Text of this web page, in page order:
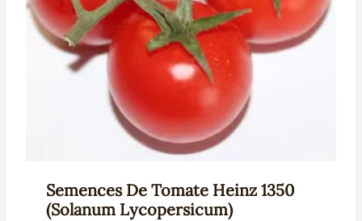
Semences De Tomate Heinz 1350
(Solanum Lycopersicum)